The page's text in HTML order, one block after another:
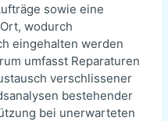
sowie eine
wodurch
eingehalten werden
umfasst Reparaturen
verschlissener
bestehender
bei unerwarteten